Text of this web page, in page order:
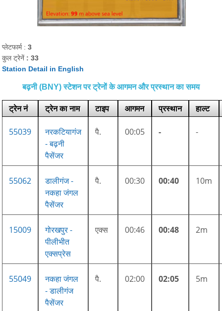
प्लेटफार्म :3
कुल ट्रेनें : 33
Station Detail in English
बढ़नी (BNY) स्टेशन पर ट्रेनों के आगमन और प्रस्थान का समय
ट्रेन नं ट्रेन का नाम टाइप आगमन प्रस्थान हाल्ट
55039
नरकटियागंज
- बढ़नी
पैसेंजर
पै. 00:05 - -
55062
डालीगंज -
नकहा जंगल
पैसेंजर
पै. 00:30 00:40 10m
15009
गोरखपुर -
पीलीभीत
एक्सप्रेस
एक्स 00:46 00:48 2m
55049
नकहा जंगल
- डालीगंज
पैसेंजर
पै. 02:00 02:05 5m